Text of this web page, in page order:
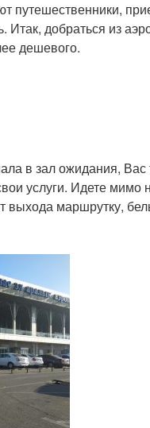
путешественники,
Итак, добраться из
дешевого.
в зал ожидания, Вас
услуги. Идете мимо
выхода маршрутку,